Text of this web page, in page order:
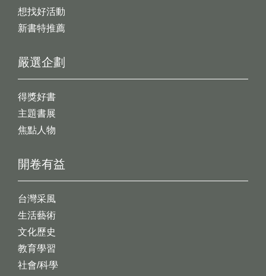
想找好活動
新書特推薦
開卷有益
台灣采風
生活藝術
文化歷史
教育學習
社會/科學
嚴選企劃
得獎好書
主題書展
焦點人物